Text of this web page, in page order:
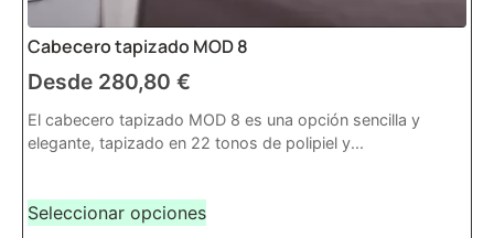
Cabecero tapizado MOD 8
Desde 280,80 €
El cabecero tapizado MOD 8 es una opción sencilla y
elegante, tapizado en 22 tonos de polipiel y...
Seleccionar opciones